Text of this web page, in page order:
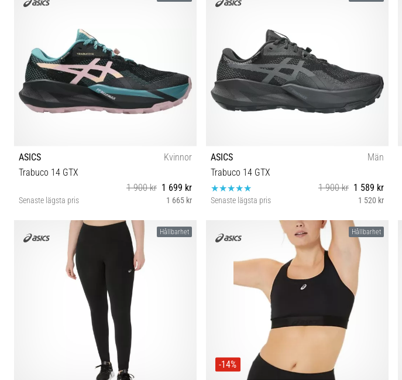
ASICS
Kvinnor
Trabuco 14 GTX
1 900 kr 1 699 kr
Senaste lägsta pris 1 665 kr
37½ 38 39½ 40½ 41½
ASICS
Män
Trabuco 14 GTX
1 900 kr 1 589 kr
Senaste lägsta pris 1 520 kr
40½ 41½ 42 42½ 43½ 44 44½ 45 46 46½ 47
Hållbarhet Hållbarhet
-14%